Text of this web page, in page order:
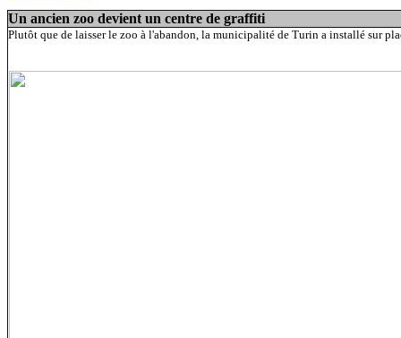
Un ancien zoo devient un centre de graffiti
Plutôt que de laisser le zoo à l'abandon, la municipalité de Turin a installé sur